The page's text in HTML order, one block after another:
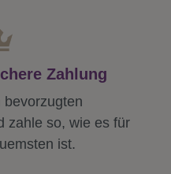
Zahlung
zahle so, wie es für
ist.